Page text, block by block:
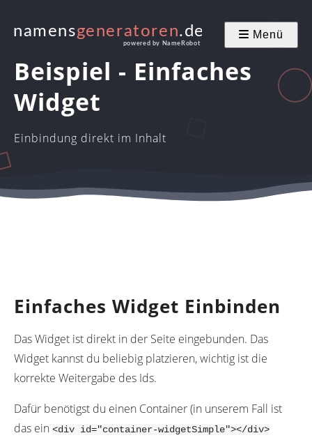
Menü
Beispiel - Einfaches
Widget
Einbindung direkt im Inhalt
Einfaches Widget Einbinden
Das Widget ist direkt in der Seite eingebunden. Das
Widget kannst du beliebig platzieren, wichtig ist die
korrekte Weitergabe des Ids.
Dafür benötigst du einen Container (in unserem Fall ist
das ein <div id="container-widgetSimple"></div>